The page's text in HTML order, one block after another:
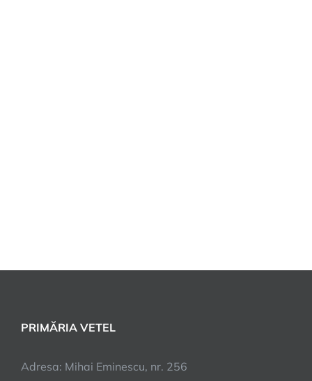
PRIMĂRIA VETEL
Adresa: Mihai Eminescu, nr. 256